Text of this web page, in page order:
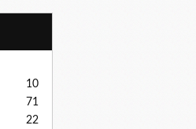
10
71
22